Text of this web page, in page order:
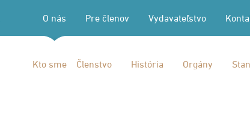
O nás
Kto sme Členstvo História Orgány
Pre členov Vydavateľstvo